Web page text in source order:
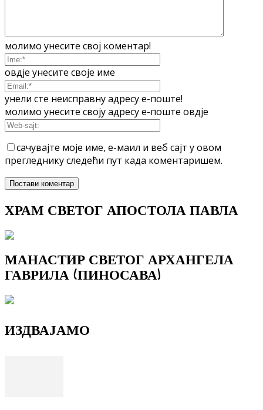
молимо унесите свој коментар!
овдје унесите своје име
унели сте неисправну адресу е-поште!
молимо унесите своју адресу е-поште овдје
сачувајте моје име, е-маил и веб сајт у овом
прегледнику следећи пут када коментаришем.
ХРАМ СВЕТОГ АПОСТОЛА ПАВЛА
МАНАСТИР СВЕТОГ АРХАНГЕЛА
ГАВРИЛА (ПИНОСАВА)
ИЗДВАЈАМО